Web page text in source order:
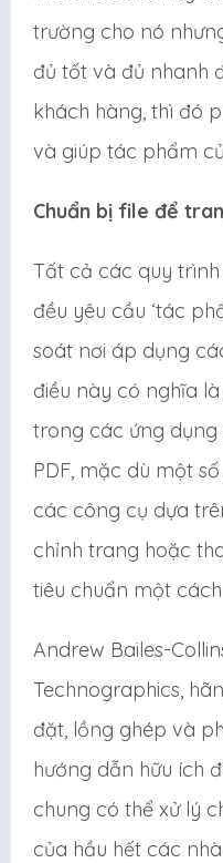
trường cho nó
đủ tốt và đủ nhanh
khách hàng, thì đó
và giúp tác phẩm
Chuẩn bị file để
Tất cả các quy
đều yêu cầu ‘tác
soát nơi áp dụng
điều này có nghĩa
trong các ứng
PDF, mặc dù một
các công cụ dựa
chỉnh trang hoặc
tiêu chuẩn một
Andrew Bailes-
Technographics,
đặt, lồng ghép và
hướng dẫn hữu ích
chung có thể xử lý
của hầu hết các